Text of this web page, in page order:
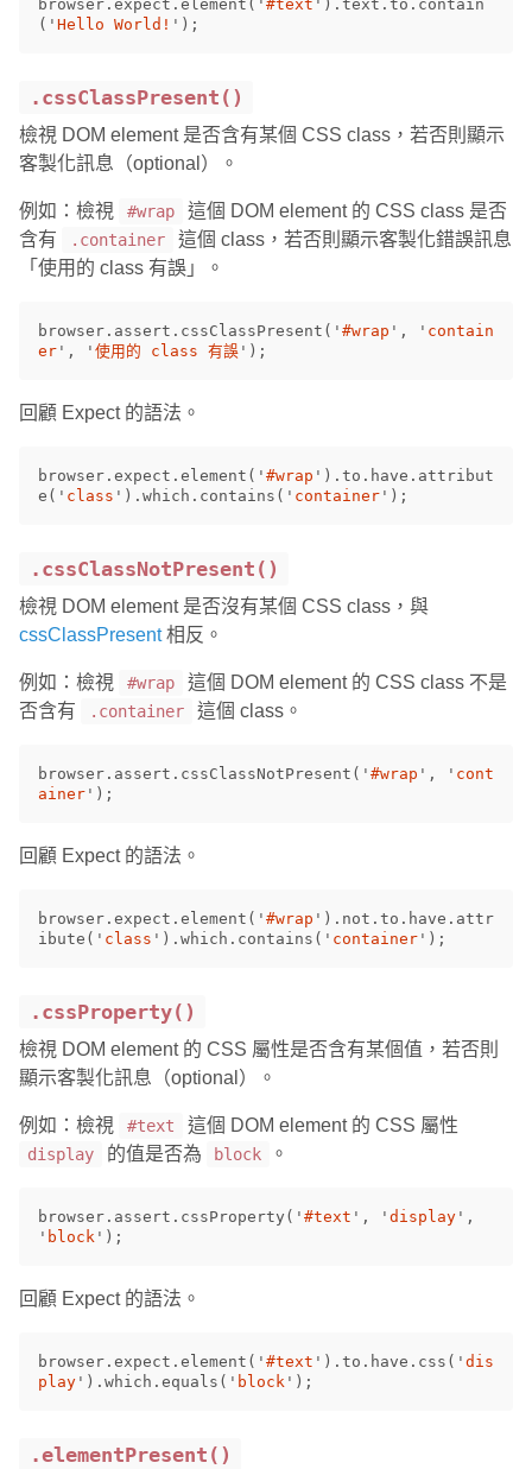
browser . expect . element ( ' #text ' ). text . to . contain
( ' Hello World! ' );
.cssClassPresent()
檢視 DOM element 是否含有某個 CSS class，若否則顯示
客製化訊息（optional）。
例如：檢視 #wrap
這個 DOM element 的 CSS class 是否
含有
.container
這個 class，若否則顯示客製化錯誤訊息
「使用的 class 有誤」。
browser . assert . cssClassPresent ( ' #wrap ' , ' contain
er ' , ' 使用的 class 有誤 ' );
回顧 Expect 的語法。
browser . expect . element ( ' #wrap ' ). to . have . attribut
e ( ' class ' ). which . contains ( ' container ' );
.cssClassNotPresent()
檢視 DOM element 是否沒有某個 CSS class，與
cssClassPresent相反。
例如：檢視 #wrap
這個 DOM element 的 CSS class 不是
否含有
.container 這個 class。
browser . assert . cssClassNotPresent ( ' #wrap ' , ' cont
ainer ' );
回顧 Expect 的語法。
browser . expect . element ( ' #wrap ' ). not . to . have . attr
ibute ( ' class ' ). which . contains ( ' container ' );
.cssProperty()
檢視 DOM element 的 CSS 屬性是否含有某個值，若否則
顯示客製化訊息（optional）。
例如：檢視 #text 這個 DOM element 的 CSS 屬性
display 的值是否為 block 。
browser . assert . cssProperty ( ' #text ' , ' display ' ,
' block ' );
回顧 Expect 的語法。
browser . expect . element ( ' #text ' ). to . have . css ( ' dis
play ' ). which . equals ( ' block ' );
.elementPresent()